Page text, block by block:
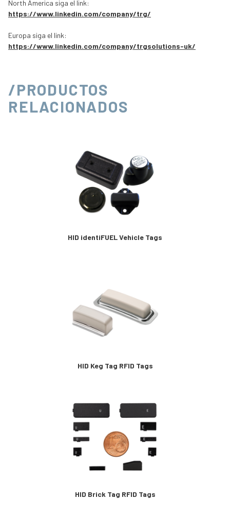
North America siga el link:
https://www.linkedin.com/company/trg/
Europa siga el link:
https://www.linkedin.com/company/trgsolutions-uk/
/PRODUCTOS
RELACIONADOS
HID identiFUEL Vehicle Tags
HID Keg Tag RFID Tags
HID Brick Tag RFID Tags